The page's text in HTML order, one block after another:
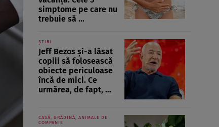
simptome pe care nu
trebuie să ...
ȘTIRI
Jeff Bezos și-a lăsat
copiii să folosească
obiecte periculoase
încă de mici. Ce
urmărea, de fapt, ...
CASĂ, GRĂDINĂ, ANIMALE DE
COMPANIE